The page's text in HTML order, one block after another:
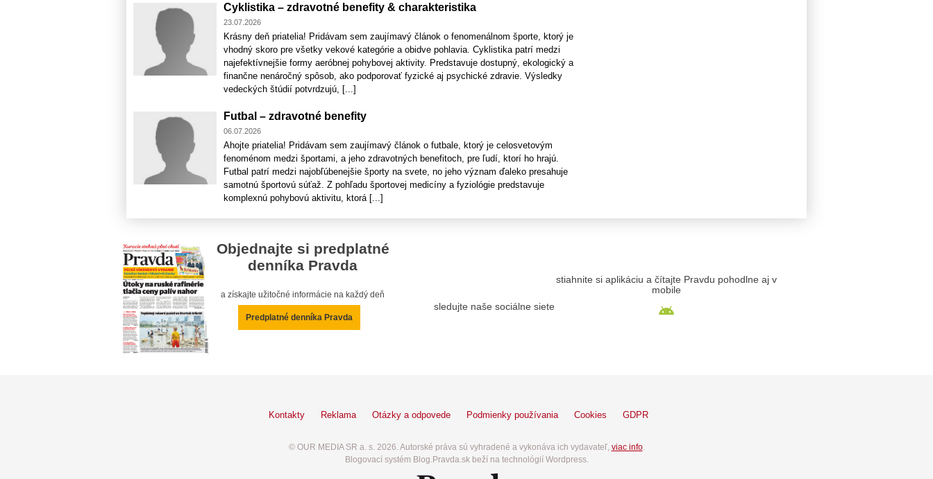
Cyklistika – zdravotné benefity & charakteristika
23.07.2026
Krásny deň priatelia! Pridávam sem zaujímavý článok o fenomenálnom športe, ktorý je
vhodný skoro pre všetky vekové kategórie a obidve pohlavia. Cyklistika patrí medzi
najefektívnejšie formy aeróbnej pohybovej aktivity. Predstavuje dostupný, ekologický a
finančne nenáročný spôsob, ako podporovať fyzické aj psychické zdravie. Výsledky
vedeckých štúdií potvrdzujú, [...]
Futbal – zdravotné benefity
06.07.2026
Ahojte priatelia! Pridávam sem zaujímavý článok o futbale, ktorý je celosvetovým
fenoménom medzi športami, a jeho zdravotných benefitoch, pre ľudí, ktorí ho hrajú.
Futbal patrí medzi najobľúbenejšie športy na svete, no jeho význam ďaleko presahuje
samotnú športovú súťaž. Z pohľadu športovej medicíny a fyziológie predstavuje
komplexnú pohybovú aktivitu, ktorá [...]
Objednajte si predplatné
denníka Pravda
a získajte užitočné informácie na každý deň
Predplatné denníka Pravda
sledujte naše sociálne siete
stiahnite si aplikáciu a čítajte Pravdu pohodlne aj v
mobile
Kontakty Reklama Otázky a odpovede Podmienky používania Cookies GDPR
© OUR MEDIA SR a. s. 2026. Autorské práva sú vyhradené a vykonáva ich vydavateľ, viac info.
Blogovací systém Blog.Pravda.sk beží na technológií Wordpress.